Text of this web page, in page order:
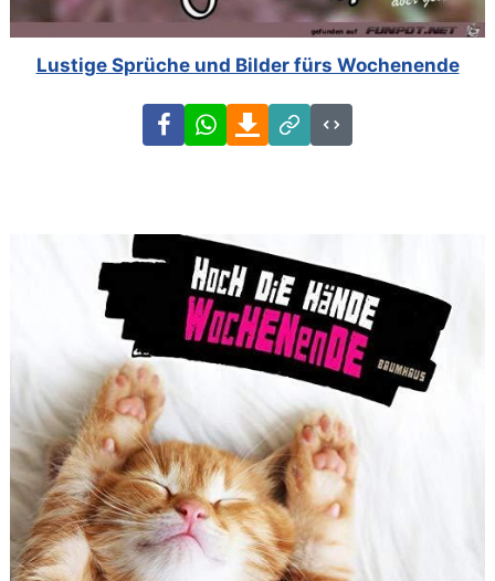
Lustige Sprüche und Bilder fürs Wochenende
FacebookWhatsAppDownload
Link
Code